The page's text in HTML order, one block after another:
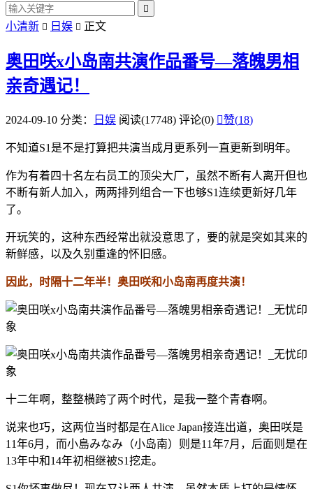

小清新  日娱  正文
奥田咲x小岛南共演作品番号—落魄男相
亲奇遇记！
2024-09-10 分类： 日娱 阅读(17748) 评论(0) 赞(18)
不知道S1是不是打算把共演当成月更系列一直更新到明年。
作为有着四十名左右员工的顶尖大厂，虽然不断有人离开但也
不断有新人加入，两两排列组合一下也够S1连续更新好几年
了。
开玩笑的，这种东西经常出就没意思了，要的就是突如其来的
新鲜感，以及久别重逢的怀旧感。
因此，时隔十二年半！奥田咲和小岛南再度共演！
十二年啊，整整横跨了两个时代，是我一整个青春啊。
说来也巧，这两位当时都是在Alice Japan接连出道，奥田咲是
11年6月，而小島みなみ（小岛南）则是11年7月，后面则是在
13年中和14年初相继被S1挖走。